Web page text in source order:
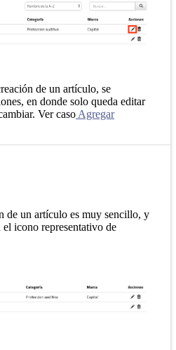
de un artículo, se
en donde solo queda editar
Ver caso Agregar
de un artículo es muy sencillo, y
icono representativo de